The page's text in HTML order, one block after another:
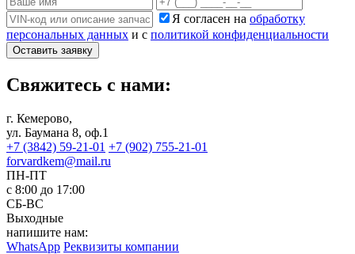
Я согласен на обработку
персональных данных и с политикой конфиденциальности
Оставить заявку
Свяжитесь с нами:
г. Кемерово,
ул. Баумана 8, оф.1
+7 (3842) 59-21-01 +7 (902) 755-21-01
forvardkem@mail.ru
ПН-ПТ
с 8:00 до 17:00
СБ-ВС
Выходные
напишите нам:
WhatsApp Реквизиты компании